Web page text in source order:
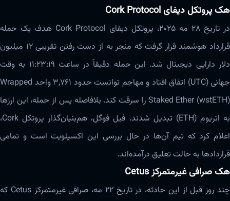
هک پروتکل دیفای Cork Protocol
در تاریخ ۲۸ مه ۲۰۲۵، پروتکل دیفای Cork Protocol هدف یک حمله
قرارداد هوشمند قرار گرفت که منجر به از دست رفتن تقریبی ۱۲ میلیون
دلار دارایی دیجیتال شد. این حمله دقیقاً در ساعت ۱۱:۲۳:۱۹ به وقت
جهانی (UTC) اتفاق افتاد و مهاجم توانست حدود ۳,۷۶۱ واحد Wrapped
Staked Ether (wstETH) را سرقت کند. بلافاصله پس از حمله، این ارزها
به اتریوم (ETH) تبدیل شدند. فیل فوگل، هم‌بنیان‌گذار پروتکل Cork،
اعلام کرد که تیم آن‌ها در حال بررسی این اکسپلویت است و تمامی
قراردادها به حالت تعلیق درآمده‌اند.
هک صرافی غیرمتمرکز Cetus
چند روز قبل از این حادثه، در تاریخ ۲۲ مه، صرافی غیرمتمرکز Cetus که